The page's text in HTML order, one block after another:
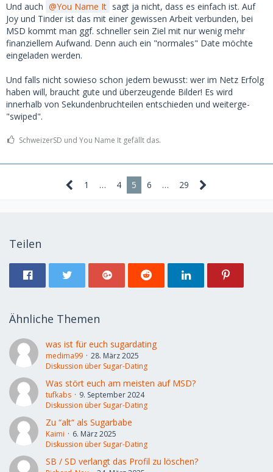
Die meisten Frauen sind nicht wirklich an unverbindlichem
Sex mit Männern interessiert, außerhalb einer festen
Beziehung. Und wenn sie an etwas 'lockeres' interessiert
sind, dann nicht mit durchschnittlich aussehenden
Männern, weil auch sehr attraktive Männer sie ansprechen.
Es herrscht ein massives Ungleichgewicht zwischen Angebot
und Nachfrage. Besonders auf einer Website wie Joyclub
sprechen die Zahlen gegen dich.
Ich freue mich für dich, wenn du behauptest, dass du im
Internet leicht Sexdates bekommen kannst, aber das ist für
Und auch You Name It sagt ja nicht, dass es einfach ist. Auf
Joy und Tinder ist das mit einer gewissen Arbeit verbunden, bei
MSD kommt man ggf. schneller sein Ziel mit nur wenig mehr
finanziellem Aufwand. Denn auch ein "normales" Date möchte
eingeladen werden.
Und falls nicht sowieso schon jedem bewusst: wer im Netz Erfolg
haben will, braucht gute und überzeugende Bilder! Es wird
innerhalb von Sekundenbruchteilen entschieden und weiterge-
"swiped".
SchweizerSD und You Name It gefällt das.
1 … 4 5 6 … 29
Teilen
Ähnliche Themen
was ist für euch sugardating
medima99
28. März 2025
Diskussion über Sugar-Dating
Was stört euch am meisten auf MSD?
tufkabs
9. September 2024
Diskussion über Sugar-Dating
Zu “alt“ als Sugarbabe
Kaimi
6. März 2025
Diskussion über Sugar-Dating
SB / SD verlangt das Profil zu löschen?